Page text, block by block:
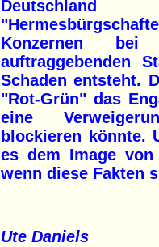
Konzernen bei
auftraggebenden
Schaden entsteht.
"Rot-Grün" das
eine
blockieren könnte.
es dem Image
wenn diese Fakten
Ute Daniels